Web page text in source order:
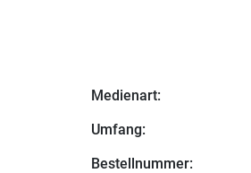
Medienart:
Umfang:
Bestellnummer: